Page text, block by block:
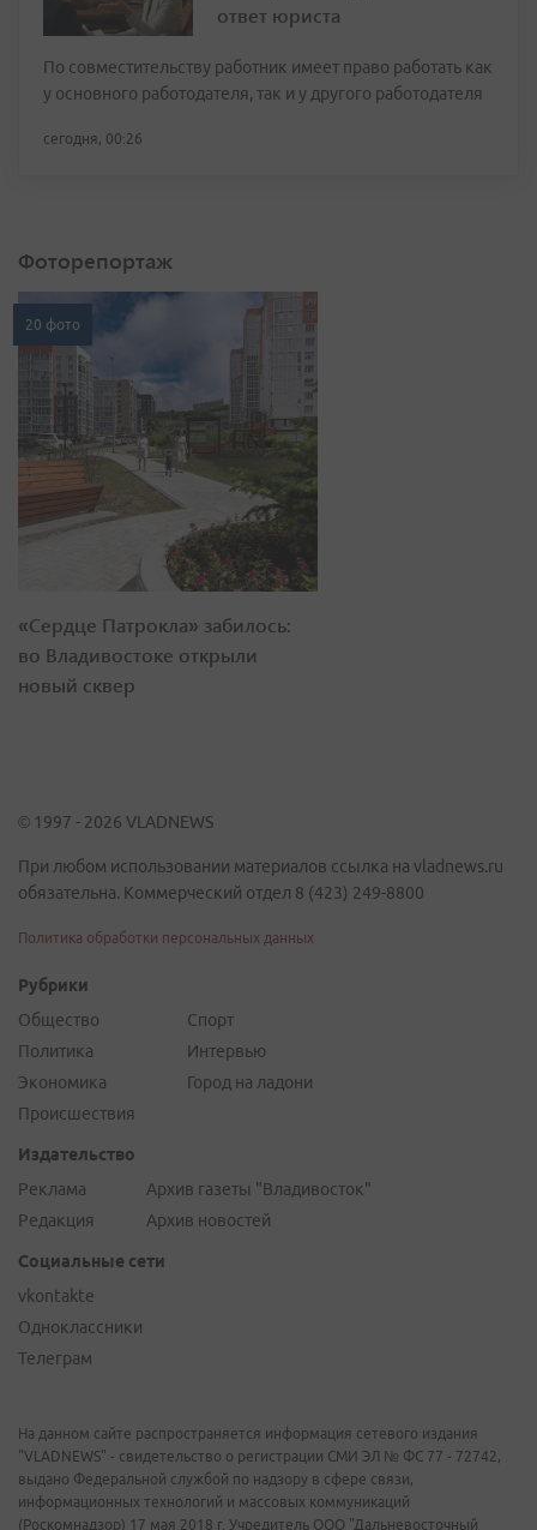
ответ юриста
По совместительству работник имеет право работать как
у основного работодателя, так и у другого работодателя
сегодня, 00:26
Фоторепортаж
20 фото
«Сердце Патрокла» забилось:
во Владивостоке открыли
новый сквер
© 1997 - 2026 VLADNEWS
При любом использовании материалов ссылка на vladnews.ru
обязательна. Коммерческий отдел 8 (423) 249-8800
Политика обработки персональных данных
Рубрики
Общество
Политика
Экономика
Происшествия
Спорт
Интервью
Город на ладони
Издательство
Реклама
Редакция
Архив газеты "Владивосток"
Архив новостей
Социальные сети
vkontakte
Одноклассники
Телеграм
На данном сайте распространяется информация сетевого издания
"VLADNEWS" - свидетельство о регистрации СМИ ЭЛ № ФС 77 - 72742,
выдано Федеральной службой по надзору в сфере связи,
информационных технологий и массовых коммуникаций
(Роскомнадзор) 17 мая 2018 г. Учредитель ООО "Дальневосточный